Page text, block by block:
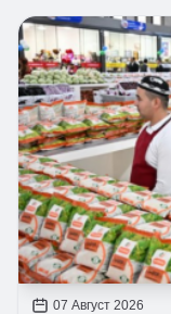
07 Август 2026